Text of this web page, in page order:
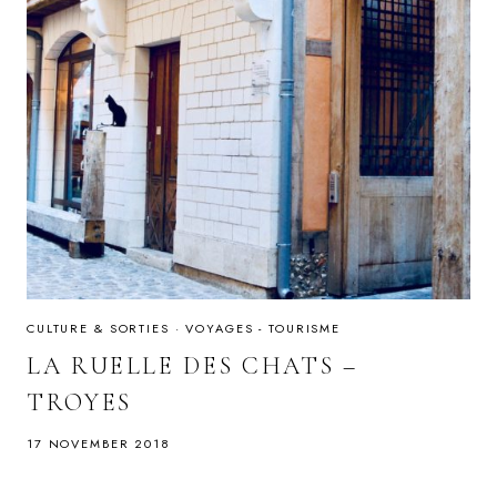
CULTURE & SORTIES ·VOYAGES - TOURISME
LA RUELLE DES CHATS –
TROYES
17 NOVEMBER 2018